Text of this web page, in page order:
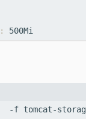
: 500Mi